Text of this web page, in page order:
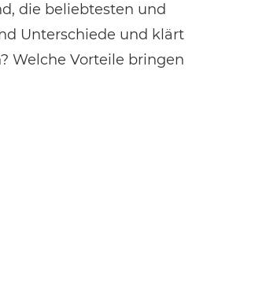
die beliebtesten und
Unterschiede und klärt
Welche Vorteile bringen